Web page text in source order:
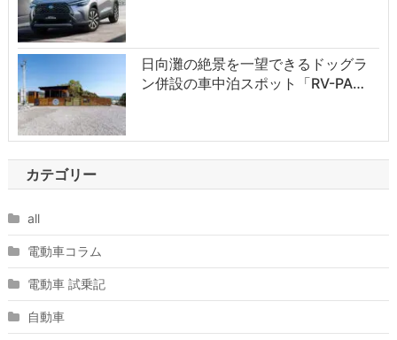
日向灘の絶景を一望できるドッグラ
ン併設の車中泊スポット「RV-PA…
カテゴリー
all
電動車コラム
電動車 試乗記
自動車